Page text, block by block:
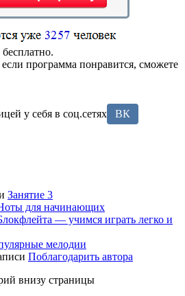
программа понравится, сможете
у себя в соц.сетях
ВК
Занятие 3
для начинающих
— учимся играть легко и
мелодии
Поблагодарить автора
внизу страницы